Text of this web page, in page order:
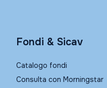
Fondi & Sicav
Catalogo fondi
Consulta con Morningstar